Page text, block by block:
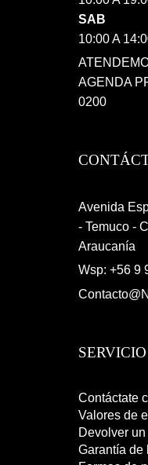
SAB
10:00 A
AGENDA
0200
Avenida
- Temuco -
Araucanía
Wsp: +56 9
Contáctate
Valores de
Devolver
Garantía de